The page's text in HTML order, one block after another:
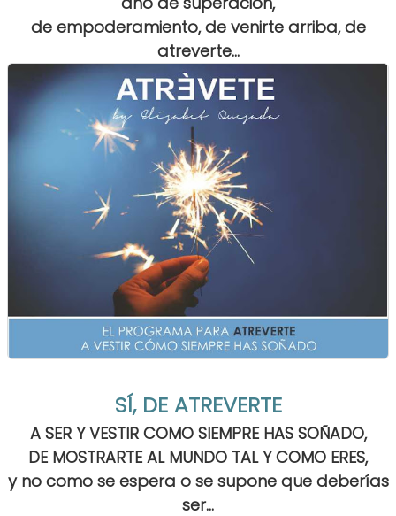
de empoderamiento, de venirte arriba, de
atreverte...
SÍ, DE ATREVERTE
A SER Y VESTIR COMO SIEMPRE HAS SOÑADO,
DE MOSTRARTE AL MUNDO TAL Y COMO ERES,
y no como se espera o se supone que deberías
ser...